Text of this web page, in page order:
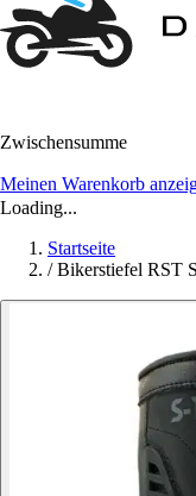
Zwischensumme
Meinen Warenkorb
Loading...
Startseite
/ Bikerstiefel RST